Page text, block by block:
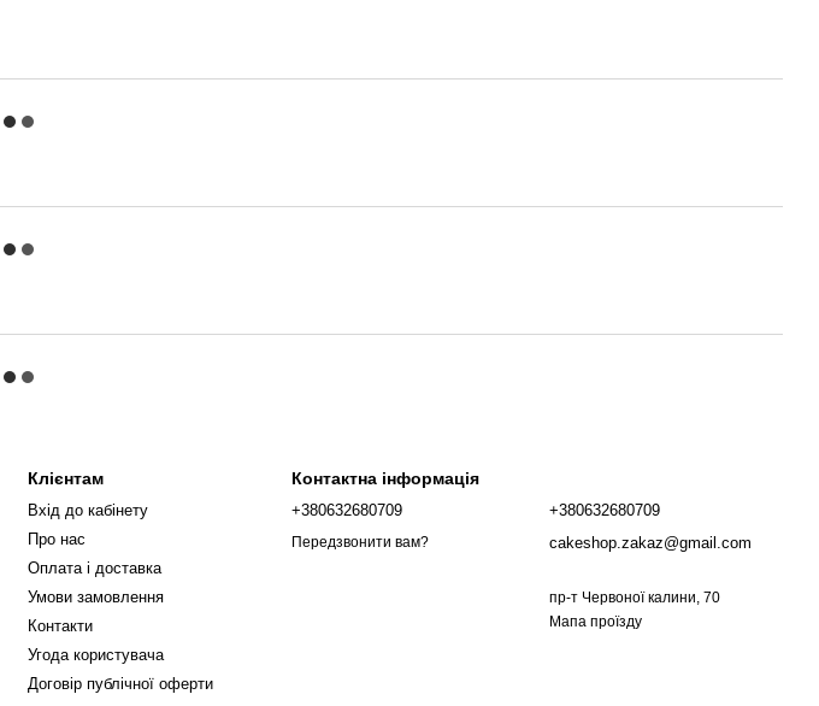
Клієнтам
Вхід до кабінету
Про нас
Оплата і доставка
Умови замовлення
Контакти
Угода користувача
Договір публічної оферти
Контактна інформація
+380632680709
Передзвонити вам?
+380632680709
cakeshop.zakaz@gmail.com
пр-т Червоної калини, 70
Мапа проїзду